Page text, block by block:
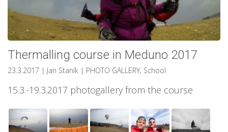
Thermalling course in Meduno 2017
23.3.2017 | Jan Staník | PHOTO GALLERY, School
15.3.-19.3.2017 photogallery from the course